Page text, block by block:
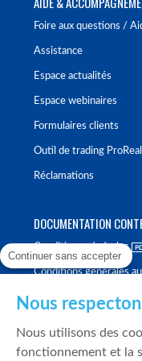
Foire aux questions /
Assistance
Espace actualités
Espace webinaires
Formulaires clients
Outil de trading
Réclamations
DOCUMENTATION
Conditions générales
Conditions générales
Politique de meilleure
Continuer sans accepter
Nous
Nous utilisons des
fonctionnement et la